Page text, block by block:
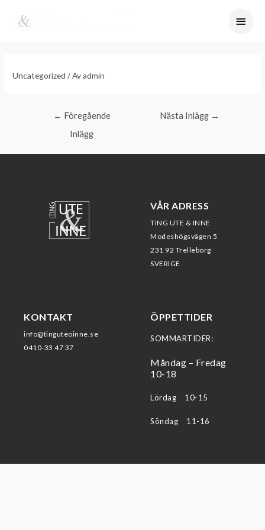
Uncategorized / Avadmin
← Föregående
Inlägg
Nästa Inlägg →
VÅR ADRESS
TING UTE & INNE
Modeshögsvägen 5
231 92 Trelleborg
SVERIGE
KONTAKT
info@tinguteoinne.se
0410-33 47 37
ÖPPETTIDER
SOMMARTIDER:
Måndag – Fredag
10-18
Lördag 10-15
Söndag 11-16